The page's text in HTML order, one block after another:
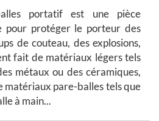
portatif est une pièce
pour protéger le porteur des
de couteau, des explosions,
fait de matériaux légers tels
métaux ou des céramiques,
matériaux pare-balles tels que
à main...